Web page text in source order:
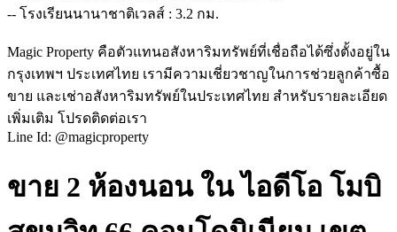
-- โรงเรียนนานาชาติเวลส์ : 3.2 กม.
Magic Property คือตัวแทนอสังหาริมทรัพย์ที่เชื่อถือได้ซึ่งตั้งอยู่ใน
กรุงเทพฯ ประเทศไทย เรามีความเชี่ยวชาญในการช่วยลูกค้าซื้อ
ขาย และเช่าอสังหาริมทรัพย์ในประเทศไทย สำหรับรายละเอียด
เพิ่มเติม โปรดติดต่อเรา
Line Id: @magicproperty
ขาย 2 ห้องนอน ใน ไอดีโอ โมบิ